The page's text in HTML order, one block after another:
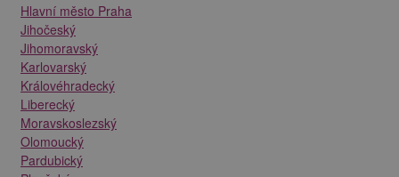
Hlavní město Praha
Jihočeský
Jihomoravský
Karlovarský
Královéhradecký
Liberecký
Moravskoslezský
Olomoucký
Pardubický